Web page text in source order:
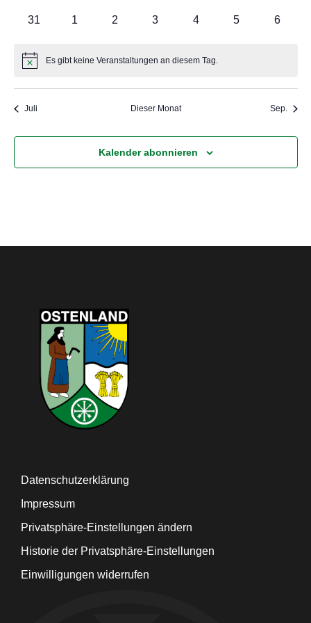
0
31
0
1
0
2
0
3
0
4
0
5
0
6
HinweisEs gibt keine Veranstaltungen an diesem Tag.
Juli Dieser Monat Sep.
Kalender abonnieren
Datenschutzerklärung
Impressum
Privatsphäre-Einstellungen ändern
Historie der Privatsphäre-Einstellungen
Einwilligungen widerrufen